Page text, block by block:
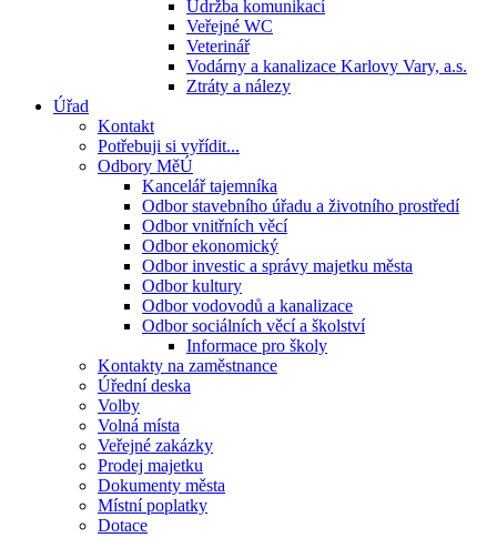
Údržba komunikací
Veřejné WC
Veterinář
Vodárny a kanalizace Karlovy Vary, a.s.
Ztráty a nálezy
Úřad
Kontakt
Potřebuji si vyřídit...
Odbory MěÚ
Kancelář tajemníka
Odbor stavebního úřadu a životního prostředí
Odbor vnitřních věcí
Odbor ekonomický
Odbor investic a správy majetku města
Odbor kultury
Odbor vodovodů a kanalizace
Odbor sociálních věcí a školství
Informace pro školy
Kontakty na zaměstnance
Úřední deska
Volby
Volná místa
Veřejné zakázky
Prodej majetku
Dokumenty města
Místní poplatky
Dotace